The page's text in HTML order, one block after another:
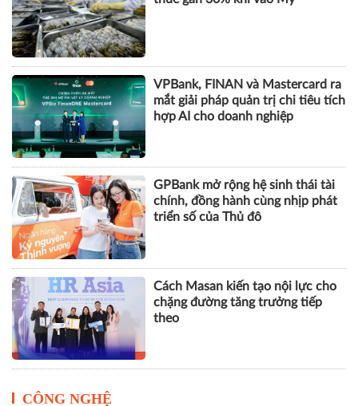
DOANH NGHIỆP
Tôm Việt đối mặt nguy cơ chịu
thuế gần 30% khi vào Mỹ
VPBank, FINAN và Mastercard ra
mắt giải pháp quản trị chi tiêu tích
hợp AI cho doanh nghiệp
GPBank mở rộng hệ sinh thái tài
chính, đồng hành cùng nhịp phát
triển số của Thủ đô